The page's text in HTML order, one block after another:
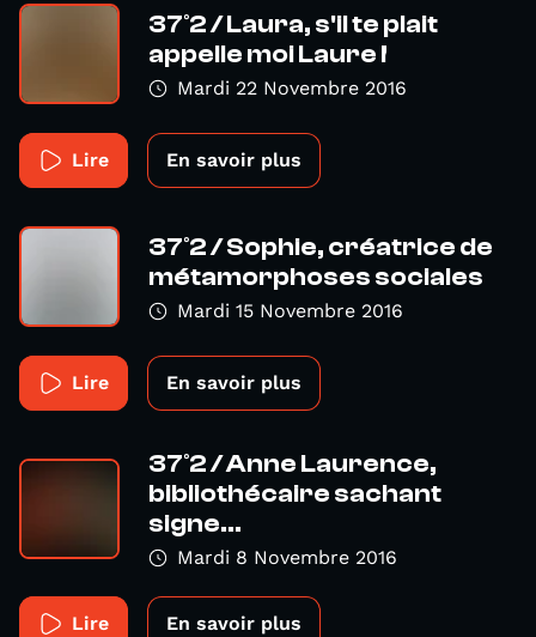
37°2 / Laura, s'il te plait
appelle moi Laure !
Mardi 22 Novembre 2016
Lire En savoir plus
37°2 / Sophie, créatrice de
métamorphoses sociales
Mardi 15 Novembre 2016
Lire En savoir plus
37°2 / Anne Laurence,
bibliothécaire sachant
signe...
Mardi 8 Novembre 2016
Lire En savoir plus